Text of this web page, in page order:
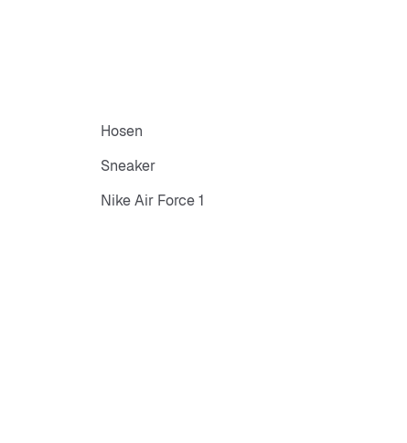
Hosen
Sneaker
Nike Air Force 1